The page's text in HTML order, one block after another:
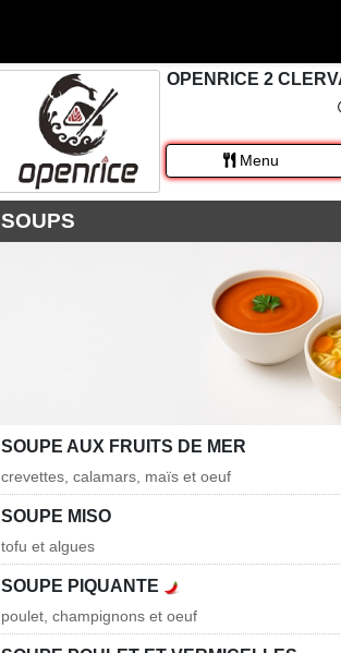
OPENRICE 2
Menu
SOUPS
SOUPE AUX FRUITS DE MER
crevettes, calamars, maïs et oeuf
SOUPE MISO
tofu et algues
SOUPE PIQUANTE
poulet, champignons et oeuf